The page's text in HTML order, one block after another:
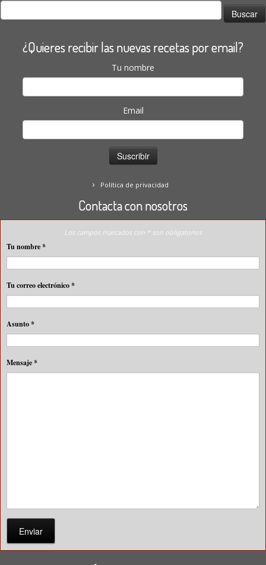
Buscar:
¿Quieres recibir las nuevas recetas por email?
Tu nombre
Email
Política de privacidad
Contacta con nosotros
Los campos marcados con * son obligatorios
Tu nombre*
Tu correo electrónico*
Asunto*
Mensaje*
Enviar